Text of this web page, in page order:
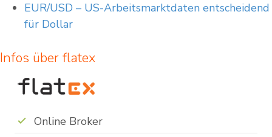
EUR/USD – US-Arbeitsmarktdaten entscheidend
für Dollar
Infos über flatex
Online Broker